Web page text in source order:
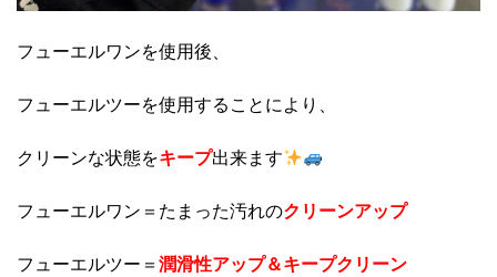
フューエルワンを使用後、
フューエルツーを使用することにより、
クリーンな状態をキープ出来ます
フューエルワン＝たまった汚れのクリーンアップ
フューエルツー＝ 潤滑性アップ＆キープクリーン